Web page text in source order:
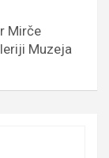
Mirče
Muzeja